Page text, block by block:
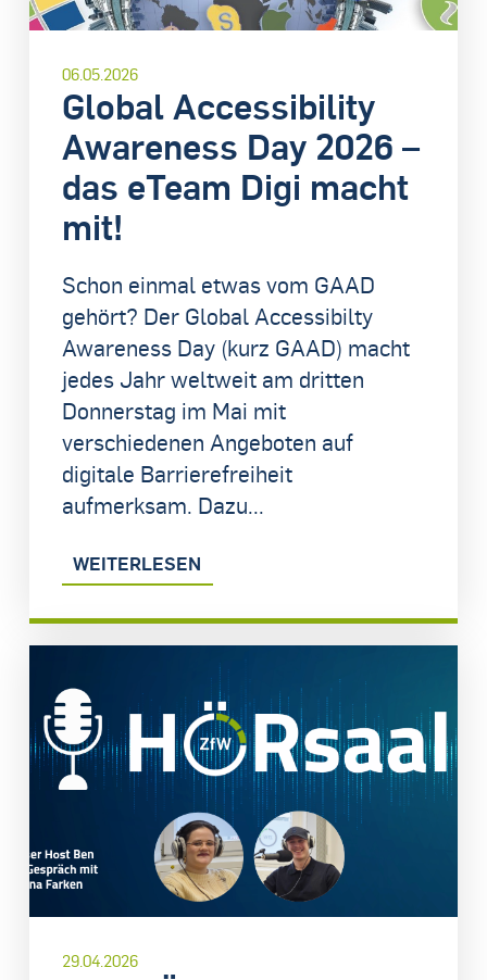
06.05.2026
Global Accessibility
Awareness Day 2026 –
das eTeam Digi macht
mit!
Schon einmal etwas vom GAAD
gehört? Der Global Accessibilty
Awareness Day (kurz GAAD) macht
jedes Jahr weltweit am dritten
Donnerstag im Mai mit
verschiedenen Angeboten auf
digitale Barrierefreiheit
aufmerksam. Dazu...
WEITERLESEN
29.04.2026